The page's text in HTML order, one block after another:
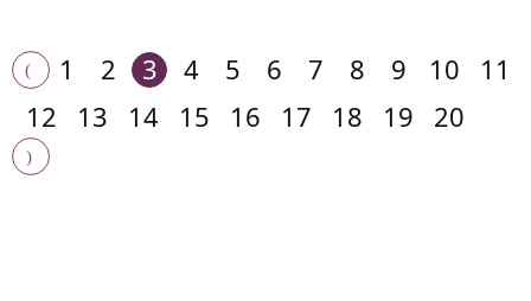
1 2 3 4 5 6 7 8 9 10
11
12
13 14 15 16 17 18 19 20